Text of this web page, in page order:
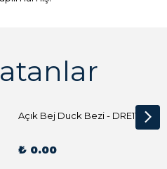
Açık Bej Duck Bezi - DRE1144 Kumaş Peçete
₺ 0.00